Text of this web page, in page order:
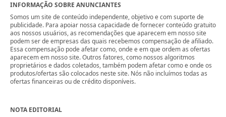
INFORMAÇÃO SOBRE ANUNCIANTES
Somos um site de conteúdo independente, objetivo e com suporte de
publicidade. Para apoiar nossa capacidade de fornecer conteúdo gratuito
aos nossos usuários, as recomendações que aparecem em nosso site
podem ser de empresas das quais recebemos compensação de afiliado.
Essa compensação pode afetar como, onde e em que ordem as ofertas
aparecem em nosso site. Outros fatores, como nossos algoritmos
proprietários e dados coletados, também podem afetar como e onde os
produtos/ofertas são colocados neste site. Nós não incluímos todas as
ofertas financeiras ou de crédito disponíveis.
NOTA EDITORIAL